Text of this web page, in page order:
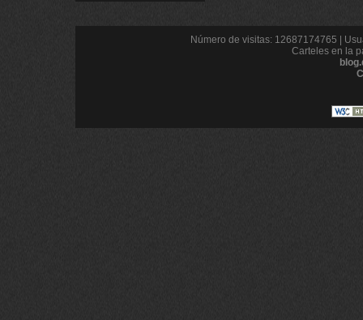
Número de visitas: 12687174765 |
Carteles en la